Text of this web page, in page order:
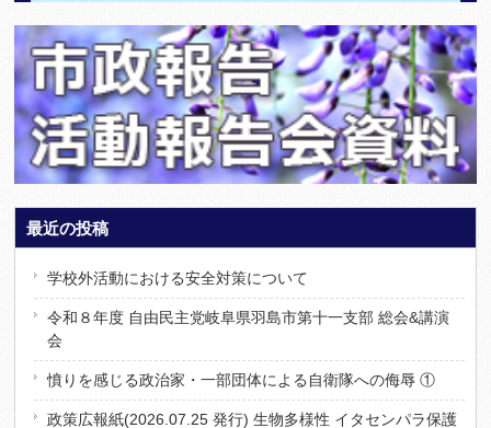
最近の投稿
学校外活動における安全対策について
令和８年度 自由民主党岐阜県羽島市第十一支部 総会&講演
会
憤りを感じる政治家・一部団体による自衛隊への侮辱 ①
政策広報紙(2026.07.25 発行) 生物多様性 イタセンパラ保護